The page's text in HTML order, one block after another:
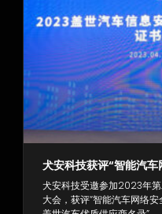
犬安科技获评“智能汽
犬安科技受邀参加2023年
大会，获评“智能汽车网络